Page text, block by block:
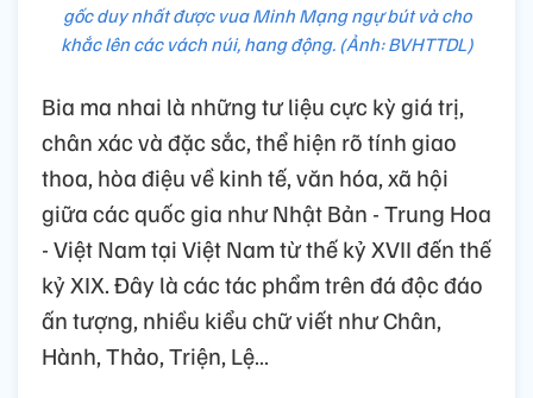
gốc duy nhất được vua Minh Mạng ngự bút và cho
khắc lên các vách núi, hang động. (Ảnh: BVHTTDL)
Bia ma nhai là những tư liệu cực kỳ giá trị,
chân xác và đặc sắc, thể hiện rõ tính giao
thoa, hòa điệu về kinh tế, văn hóa, xã hội
giữa các quốc gia như Nhật Bản - Trung Hoa
- Việt Nam tại Việt Nam từ thế kỷ XVII đến thế
kỷ XIX. Đây là các tác phẩm trên đá độc đáo
ấn tượng, nhiều kiểu chữ viết như Chân,
Hành, Thảo, Triện, Lệ…